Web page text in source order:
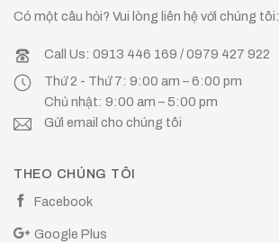
Có một câu hỏi? Vui lòng liên hệ với chúng tôi:
Call Us: 0913 446 169 / 0979 427 922
Thứ 2 - Thứ 7: 9:00 am – 6:00 pm
Chủ nhật: 9:00 am – 5:00 pm
Gửi email cho chúng tôi
THEO CHÚNG TÔI
Facebook
Google Plus